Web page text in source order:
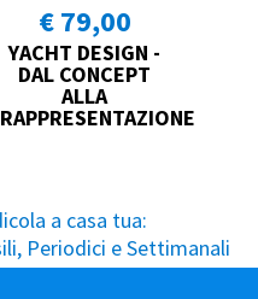
€ 79,00
YACHT DESIGN -
DAL CONCEPT
ALLA
RAPPRESENTAZIONE
a casa tua:
Periodici e Settimanali